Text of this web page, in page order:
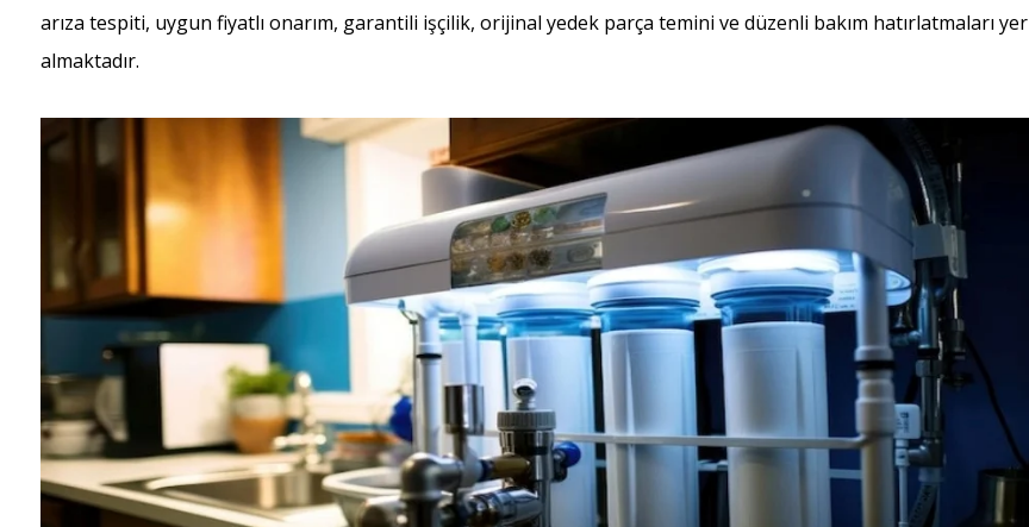
arıza tespiti, uygun fiyatlı onarım, garantili işçilik, orijinal yedek parça temini ve düzenli bakım hatırlatmaları yer
almaktadır.